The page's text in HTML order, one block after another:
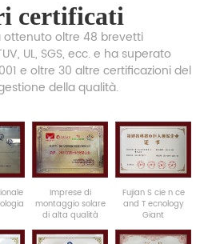
certificati
ottenuto oltre 48 brevetti
UL, SGS, ecc. e ha superato
e oltre 30 altre certificazioni del
della qualità.
Impresedi
montaggio solare
di alta qualità
FujianS cience
and Tecnology
Giant